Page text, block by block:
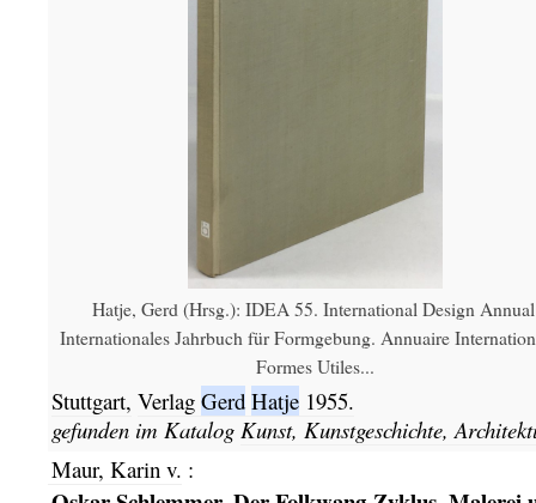
Hatje, Gerd (Hrsg.): IDEA 55. International Design
Internationales Jahrbuch für Formgebung. Annuaire
Formes Utiles...
Stuttgart, Verlag Gerd Hatje 1955.
gefunden im Katalog Kunst, Kunstgeschichte,
Maur, Karin v. :